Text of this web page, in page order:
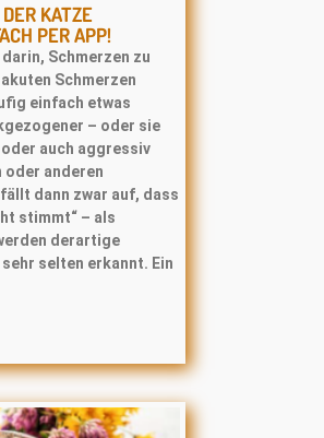
KATZE
PER APP!
Schmerzen zu
Schmerzen
einfach etwas
– oder sie
auch aggressiv
oder anderen
dann zwar auf, dass
stimmt“ – als
derartige
selten erkannt. Ein